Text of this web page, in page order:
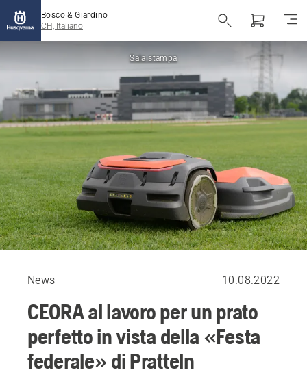
Bosco & Giardino
CH, Italiano
Sala stampa
News 10.08.2022
CEORA al lavoro per un prato
perfetto in vista della «Festa
federale» di Pratteln